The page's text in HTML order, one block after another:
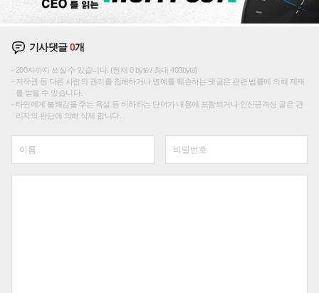
기사댓글0개
200자까지 쓰실 수 있습니다. (현재 0 byte / 최대 400byte)
저작권 등 다른 사람의 권리를 침해하거나 명예를 훼손하는 댓글은 관련 법률에 의해 제재
를 받을 수 있습니다.
타인에게 불쾌감을 주는 욕설 등 비하하는 단어가 내용에 포함되거나 인신공격성 글은 관
리자의 판단에 의해 삭제 합니다.